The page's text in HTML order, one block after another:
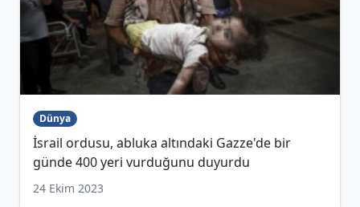
Dünya
İsrail ordusu, abluka altındaki Gazze'de bir
günde 400 yeri vurduğunu duyurdu
24 Ekim 2023